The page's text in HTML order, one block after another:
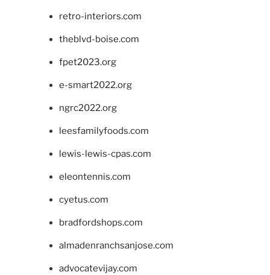
retro-interiors.com
theblvd-boise.com
fpet2023.org
e-smart2022.org
ngrc2022.org
leesfamilyfoods.com
lewis-lewis-cpas.com
eleontennis.com
cyetus.com
bradfordshops.com
almadenranchsanjose.com
advocatevijay.com